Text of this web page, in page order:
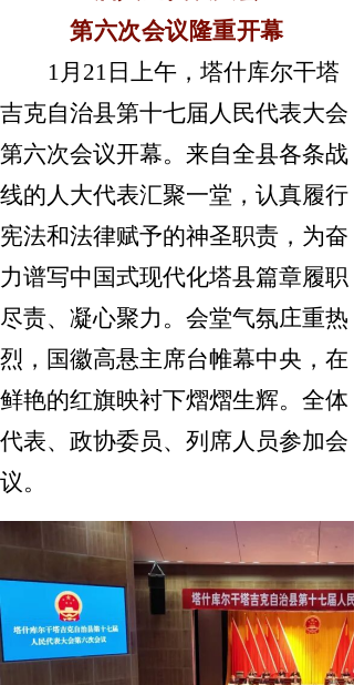
第六次会议隆重开幕
1月 21 日上午，塔什库尔干塔
吉克自治县第十七届人民代表大会
第六次会议开幕。来自全县各条战
线的人大代表汇聚一堂，认真履行
宪法和法律赋予的神圣职责，为奋
力谱写中国式现代化塔县篇章履职
尽责、凝心聚力。会堂气氛庄重热
烈，国徽高悬主席台帷幕中央，在
鲜艳的红旗映衬下熠熠生辉。全体
代表、政协委员、列席人员参加会
议。